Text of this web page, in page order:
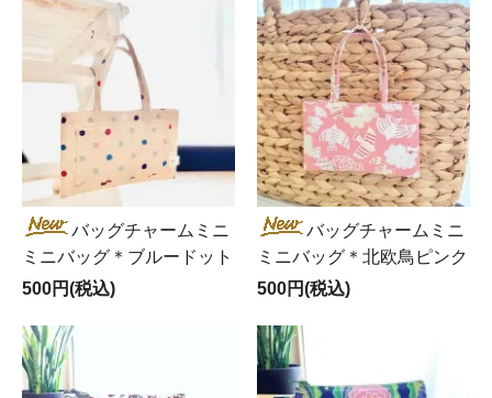
バッグチャームミニ
ミニバッグ＊ブルードット
500円(税込)
バッグチャームミニ
ミニバッグ＊北欧鳥ピンク
500円(税込)